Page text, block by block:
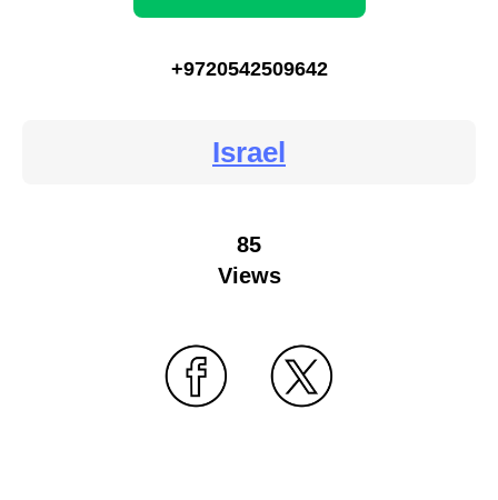
+9720542509642
Israel
85
Views